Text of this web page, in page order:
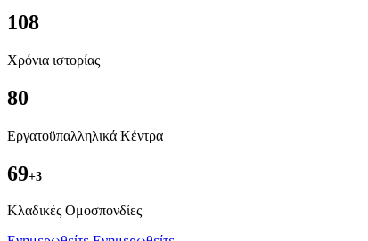
108
Χρόνια ιστορίας
80
Εργατοϋπαλληλικά Κέντρα
69+3
Kλαδικές Ομοσπονδίες